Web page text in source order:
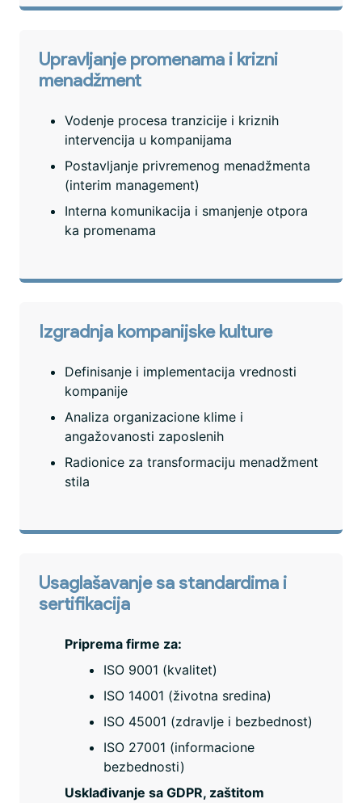
Upravljanje promenama i krizni
menadžment
Vodenje procesa tranzicije i kriznih
intervencija u kompanijama
Postavljanje privremenog menadžmenta
(interim management)
Interna komunikacija i smanjenje otpora
ka promenama
Izgradnja kompanijske kulture
Definisanje i implementacija vrednosti
kompanije
Analiza organizacione klime i
angažovanosti zaposlenih
Radionice za transformaciju menadžment
stila
Usaglašavanje sa standardima i
sertifikacija
Priprema firme za:
ISO 9001 (kvalitet)
ISO 14001 (životna sredina)
ISO 45001 (zdravlje i bezbednost)
ISO 27001 (informacione
bezbednosti)
Usklađivanje sa GDPR, zaštitom